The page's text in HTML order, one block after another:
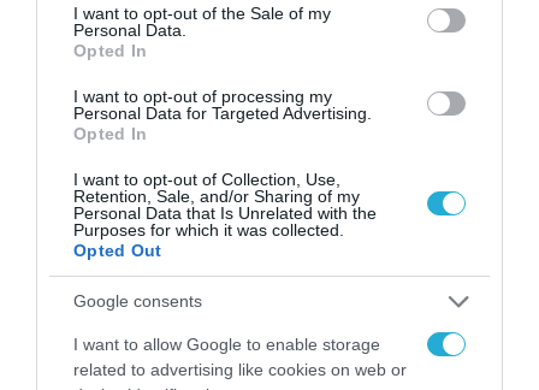
consent section.
I want to opt-out of the Sale of my
Personal Data.
Opted In
I want to opt-out of processing my
Personal Data for Targeted Advertising.
Opted In
I want to opt-out of Collection, Use,
Retention, Sale, and/or Sharing of my
Personal Data that Is Unrelated with the
Purposes for which it was collected.
Opted Out
Google consents
I want to allow Google to enable storage
related to advertising like cookies on web or
ΟΙΚΟΝΟΜΙΑ